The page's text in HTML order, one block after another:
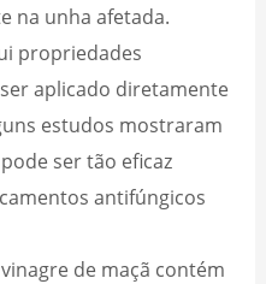
na unha afetada.
propriedades
aplicado diretamente
estudos mostraram
ser tão eficaz
antifúngicos
de maçã contém